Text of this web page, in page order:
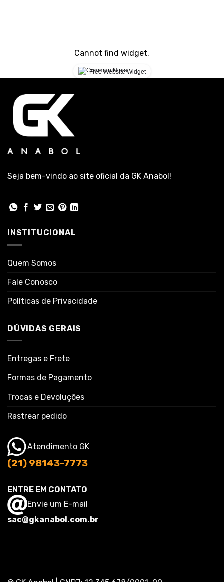
Cannot find widget.
Free Website Widget
Seja bem-vindo ao site oficial da GK Anabol!
INSTITUCIONAL
Quem Somos
Fale Conosco
Políticas de Privacidade
DÚVIDAS GERAIS
Entregas e Frete
Formas de Pagamento
Trocas e Devoluções
Rastrear pedido
Atendimento GK
(21) 98143-7773
ENTRE EM CONTATO
Envie um E-mail
sac@gkanabol.com.br